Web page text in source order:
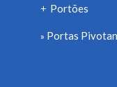
+ Portões
Portas